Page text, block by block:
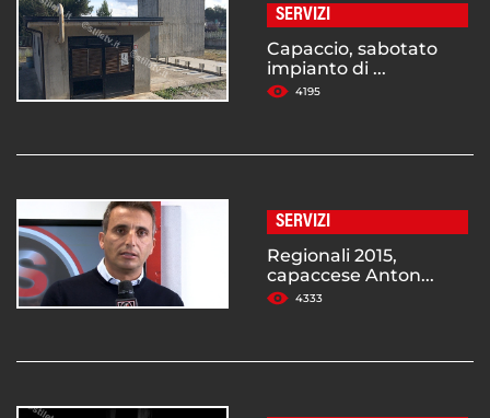
SERVIZI
Capaccio, sabotato
impianto di ...
4195
SERVIZI
Regionali 2015,
capaccese Anton...
4333